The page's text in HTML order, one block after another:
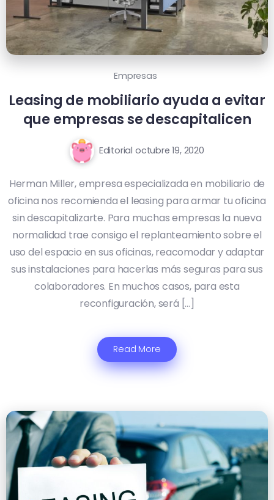
Empresas
Leasing de mobiliario ayuda a evitar
que empresas se descapitalicen
Editorial octubre 19, 2020
Herman Miller, empresa especializada en mobiliario de
oficina nos recomienda el leasing para armar tu oficina
sin descapitalizarte. Para muchas empresas la nueva
normalidad trae consigo el replanteamiento sobre el
uso del espacio en sus oficinas, reacomodar y adaptar
sus instalaciones para hacerlas más seguras para sus
colaboradores. En muchos casos, para esta
reconfiguración, será […]
Read More